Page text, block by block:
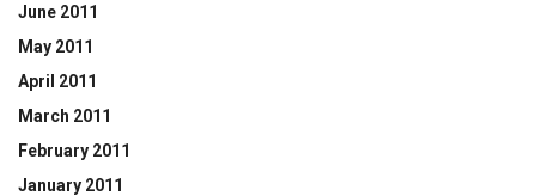
June 2011
May 2011
April 2011
March 2011
February 2011
January 2011